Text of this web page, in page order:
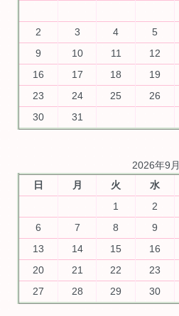
2
3 4 5
9
10 11 12
16
17 18 19
23
24 25 26
30
31
2026年9月
日
月 火 水
1
2
6
7 8 9
13
14 15 16
20
21 22 23
27
28 29 30